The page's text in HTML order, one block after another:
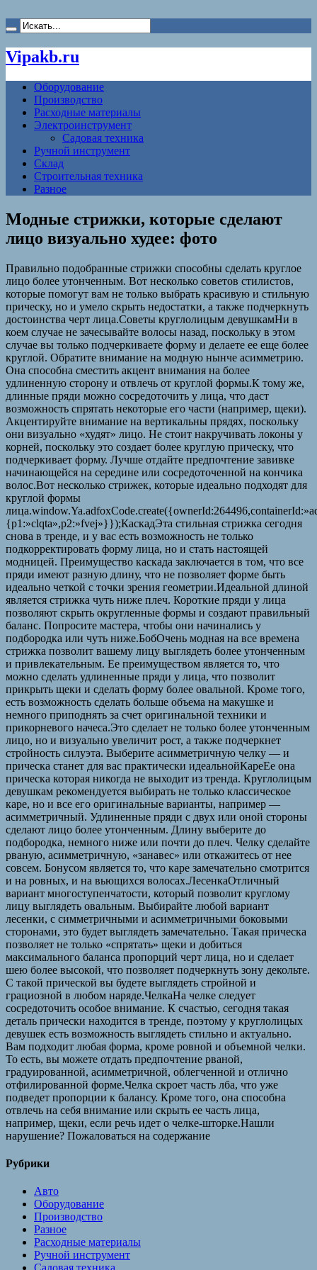
Vipakb.ru
Оборудование
Производство
Расходные материалы
Электроинструмент
Садовая техника
Ручной инструмент
Склад
Строительная техника
Разное
Модные стрижки, которые сделают
лицо визуально худее: фото
Правильно подобранные стрижки способны сделать круглое
лицо более утонченным. Вот несколько советов стилистов,
которые помогут вам не только выбрать красивую и стильную
прическу, но и умело скрыть недостатки, а также подчеркнуть
достоинства черт лица.Советы круглолицым девушкамНи в
коем случае не зачесывайте волосы назад, поскольку в этом
случае вы только подчеркиваете форму и делаете ее еще более
круглой. Обратите внимание на модную нынче асимметрию.
Она способна сместить акцент внимания на более
удлиненную сторону и отвлечь от круглой формы.К тому же,
длинные пряди можно сосредоточить у лица, что даст
возможность спрятать некоторые его части (например, щеки).
Акцентируйте внимание на вертикальны прядях, поскольку
они визуально «худят» лицо. Не стоит накручивать локоны у
корней, поскольку это создает более круглую прическу, что
подчеркивает форму. Лучше отдайте предпочтение завивке
начинающейся на середине или сосредоточенной на кончика
волос.Вот несколько стрижек, которые идеально подходят для
круглой формы
{p1:»clqta»,p2:»fvej»}});КаскадЭта стильная стрижка сегодня
снова в тренде, и у вас есть возможность не только
подкорректировать форму лица, но и стать настоящей
модницей. Преимущество каскада заключается в том, что все
пряди имеют разную длину, что не позволяет форме быть
идеально четкой с точки зрения геометрии.Идеальной длиной
является стрижка чуть ниже плеч. Короткие пряди у лица
позволяют скрыть округленные формы и создают правильный
баланс. Попросите мастера, чтобы они начинались у
подбородка или чуть ниже.БобОчень модная на все времена
стрижка позволит вашему лицу выглядеть более утонченным
и привлекательным. Ее преимуществом является то, что
можно сделать удлиненные пряди у лица, что позволит
прикрыть щеки и сделать форму более овальной. Кроме того,
есть возможность сделать больше объема на макушке и
немного приподнять за счет оригинальной техники и
прикорневого начеса.Это сделает не только более утонченным
лицо, но и визуально увеличит рост, а также подчеркнет
стройность силуэта. Выберите асимметричную челку — и
прическа станет для вас практически идеальнойКареЕе она
прическа которая никогда не выходит из тренда. Круглолицым
девушкам рекомендуется выбирать не только классическое
каре, но и все его оригинальные варианты, например —
асимметричный. Удлиненные пряди с двух или оной стороны
сделают лицо более утонченным. Длину выберите до
подбородка, немного ниже или почти до плеч. Челку сделайте
рваную, асимметричную, «занавес» или откажитесь от нее
совсем. Бонусом является то, что каре замечательно смотрится
и на ровных, и на вьющихся волосах.ЛесенкаОтличный
вариант многоступенчатости, который позволит круглому
лицу выглядеть овальным. Выбирайте любой вариант
лесенки, с симметричными и асимметричными боковыми
сторонами, это будет выглядеть замечательно. Такая прическа
позволяет не только «спрятать» щеки и добиться
максимального баланса пропорций черт лица, но и сделает
шею более высокой, что позволяет подчеркнуть зону декольте.
С такой прической вы будете выглядеть стройной и
грациозной в любом наряде.ЧелкаНа челке следует
сосредоточить особое внимание. К счастью, сегодня такая
деталь прически находится в тренде, поэтому у круглолицых
девушек есть возможность выглядеть стильно и актуально.
Вам подходит любая форма, кроме ровной и объемной челки.
То есть, вы можете отдать предпочтение рваной,
градуированной, асимметричной, облегченной и отлично
отфилированной форме.Челка скроет часть лба, что уже
подведет пропорции к балансу. Кроме того, она способна
отвлечь на себя внимание или скрыть ее часть лица,
например, щеки, если речь идет о челке-шторке.Нашли
нарушение? Пожаловаться на содержание
Рубрики
Авто
Оборудование
Производство
Разное
Расходные материалы
Ручной инструмент